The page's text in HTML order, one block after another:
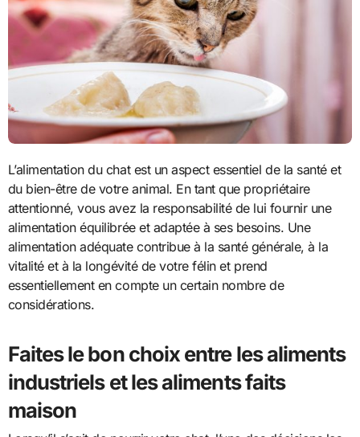
L’alimentation du chat est un aspect essentiel de la santé et
du bien-être de votre animal. En tant que propriétaire
attentionné, vous avez la responsabilité de lui fournir une
alimentation équilibrée et adaptée à ses besoins. Une
alimentation adéquate contribue à la santé générale, à la
vitalité et à la longévité de votre félin et prend
essentiellement en compte un certain nombre de
considérations.
Faites le bon choix entre les aliments
industriels et les aliments faits
maison